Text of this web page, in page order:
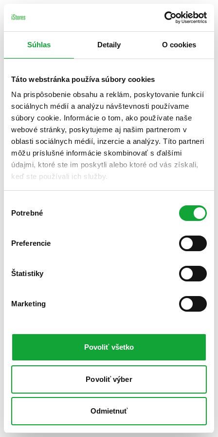
Súhlas Detaily O cookies
Táto webstránka používa súbory cookies
Na prispôsobenie obsahu a reklám, poskytovanie funkcií
sociálnych médií a analýzu návštevnosti používame
súbory cookie. Informácie o tom, ako používate naše
webové stránky, poskytujeme aj našim partnerom v
oblasti sociálnych médií, inzercie a analýzy. Títo partneri
môžu príslušné informácie skombinovať s ďalšími
údajmi, ktoré ste im poskytli alebo ktoré od vás získali,
keď ste používali ich služby.
súhlasu
Potrebné
Preferencie
Štatistiky
Marketing
Povoliť všetko
Povoliť výber
Odmietnuť